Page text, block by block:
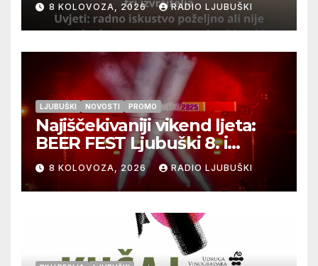
8 KOLOVOZA, 2026 RADIO LJUBUŠKI
LJUBUŠKI NOVOSTI PROMO
Najiščekivaniji vikend ljeta:
BEER FEST Ljubuški 8. i
9.kolovoza
8 KOLOVOZA, 2026 RADIO LJUBUŠKI